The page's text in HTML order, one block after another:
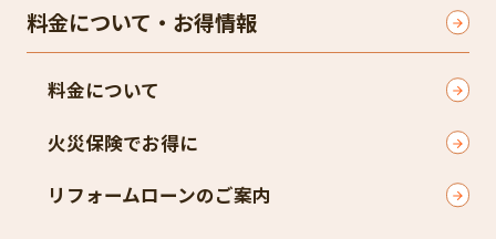
料金について・お得情報
料金について
火災保険でお得に
リフォームローンのご案内